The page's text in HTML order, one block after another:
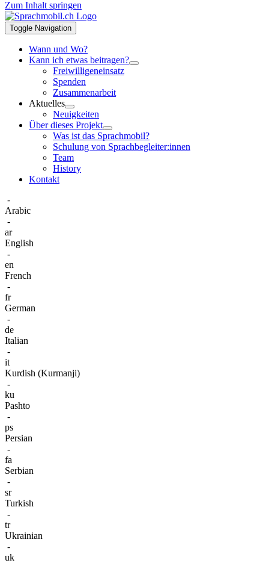
Zum Inhalt springen
Toggle Navigation
Wann und Wo?
Kann ich etwas beitragen?
Freiwilligeneinsatz
Spenden
Zusammenarbeit
Aktuelles
Neuigkeiten
Über dieses Projekt
Was ist das Sprachmobil?
Schulung von Sprachbegleiter:innen
Team
History
Kontakt
-
Arabic
-
ar
English
-
en
French
-
fr
German
-
de
Italian
-
it
Kurdish (Kurmanji)
-
ku
Pashto
-
ps
Persian
-
fa
Serbian
-
sr
Turkish
-
tr
Ukrainian
-
uk